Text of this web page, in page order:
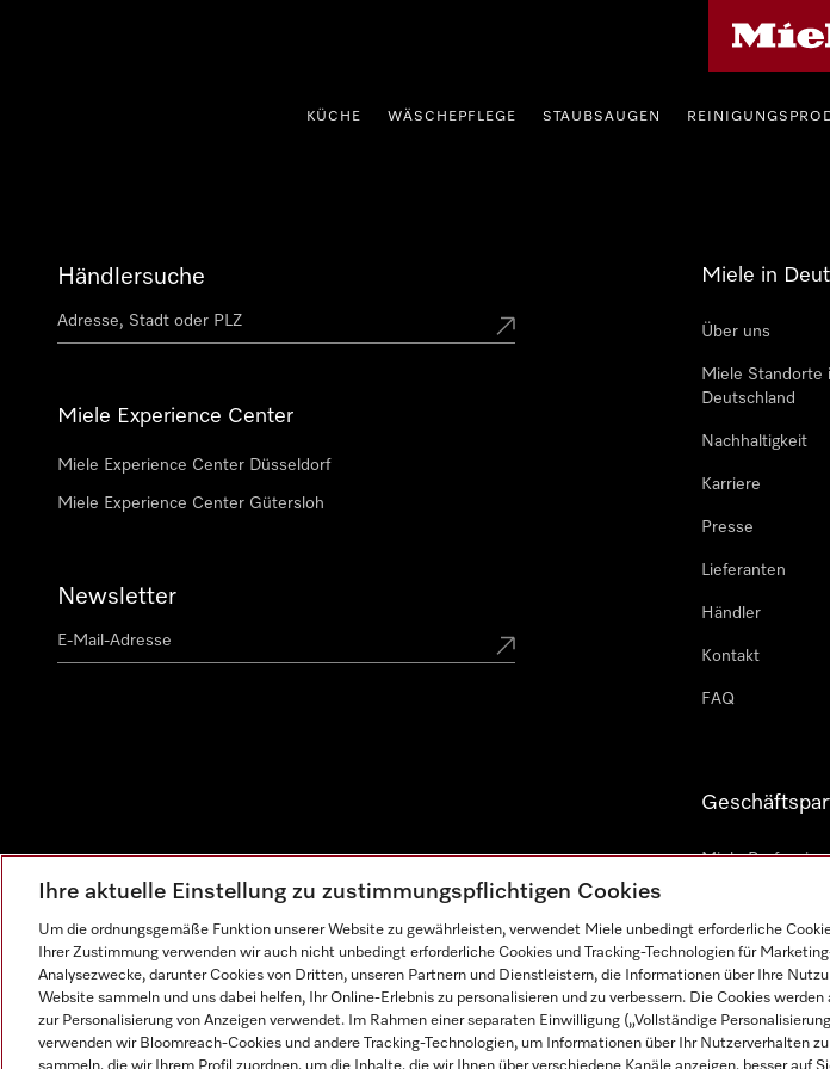
KÜCHE WÄSCHEPFLEGE STAUBSAUGEN
Händlersuche
Miele Experience Center
Miele Experience Center Düsseldorf
Miele Experience Center Gütersloh
Newsletter
Miele in
Über uns
Miele Standorte
Deutschland
Nachhaltigkeit
Karriere
Presse
Lieferanten
Händler
Kontakt
FAQ
Miele
Miele Marine
Architekten und
Ihre aktuelle Einstellung zu zustimmungspflichtigen Cookies
Um die ordnungsgemäße Funktion unserer Website zu gewährleisten, verwendet Miele unbedingt erforderliche
Ihrer Zustimmung verwenden wir auch nicht unbedingt erforderliche Cookies und Tracking-Technologien für
Analysezwecke, darunter Cookies von Dritten, unseren Partnern und Dienstleistern, die Informationen über Ihre
Website sammeln und uns dabei helfen, Ihr Online-Erlebnis zu personalisieren und zu verbessern. Die Cookies werden
zur Personalisierung von Anzeigen verwendet. Im Rahmen einer separaten Einwilligung („Vollständige
verwenden wir Bloomreach-Cookies und andere Tracking-Technologien, um Informationen über Ihr Nutzerverhalten zu